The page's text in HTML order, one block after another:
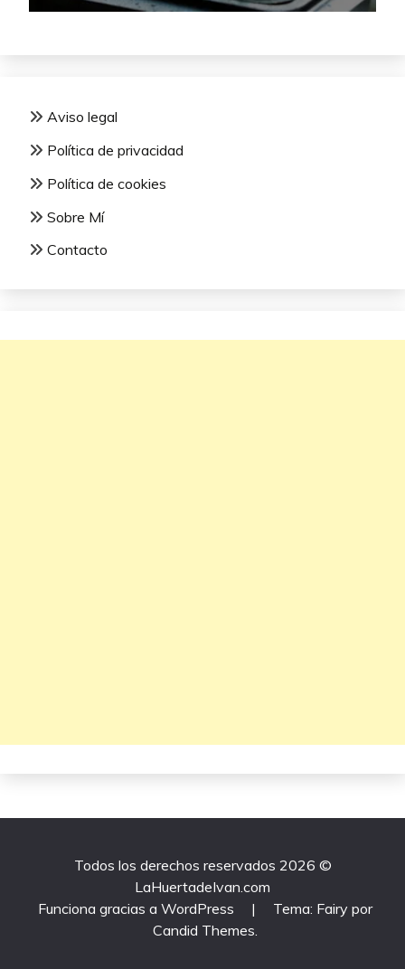
Aviso legal
Política de privacidad
Política de cookies
Sobre Mí
Contacto
Todos los derechos reservados 2026 ©
LaHuertadeIvan.com
Funciona gracias a WordPress
|
Tema: Fairy por
Candid Themes.